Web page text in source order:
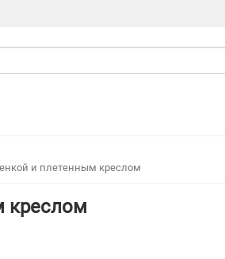
и плетенным креслом
креслом